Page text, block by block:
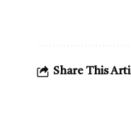
Share This